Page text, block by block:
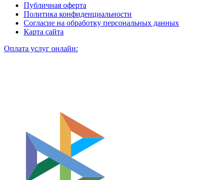
Публичная оферта
Политика конфиденциальности
Согласие на обработку персональных данных
Карта сайта
Оплата услуг онлайн: